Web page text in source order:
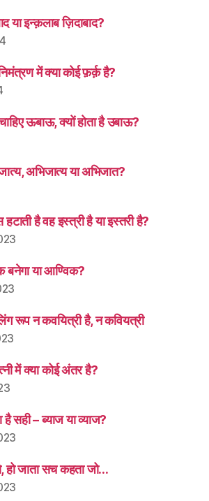
या इन्क़लाब ज़िदाबाद?
में क्या कोई फ़र्क़ है?
ऊबाऊ, क्यों होता है उबाऊ?
अभिजात्य या अभिजात?
है वह इस्त्री है या इस्तरी है?
या आण्विक?
रूप न कवयित्री है, न कवियत्री
में क्या कोई अंतर है?
सही – ब्याज या व्याज?
हो जाता सच कहता जो…